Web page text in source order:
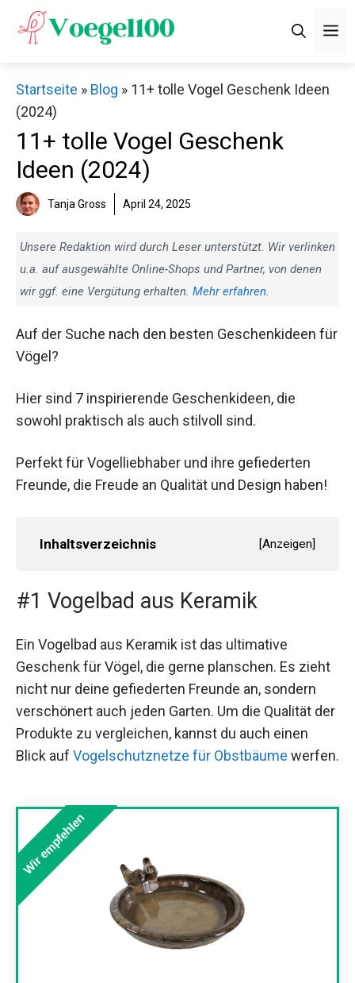
Inhalt
Startseite » Blog » 11+ tolle Vogel Geschenk Ideen
(2024)
11+ tolle Vogel Geschenk
Ideen (2024)
Tanja Gross April 24, 2025
Unsere Redaktion wird durch Leser unterstützt. Wir verlinken
u.a. auf ausgewählte Online-Shops und Partner, von denen
wir ggf. eine Vergütung erhalten. Mehr erfahren.
Auf der Suche nach den besten Geschenkideen für
Vögel?
Hier sind 7 inspirierende Geschenkideen, die
sowohl praktisch als auch stilvoll sind.
Perfekt für Vogelliebhaber und ihre gefiederten
Freunde, die Freude an Qualität und Design haben!
Inhaltsverzeichnis [Anzeigen]
#1 Vogelbad aus Keramik
Ein Vogelbad aus Keramik ist das ultimative
Geschenk für Vögel, die gerne planschen. Es zieht
nicht nur deine gefiederten Freunde an, sondern
verschönert auch jeden Garten. Um die Qualität der
Produkte zu vergleichen, kannst du auch einen
Blick auf Vogelschutznetze für Obstbäume werfen.
Wir empfehlen